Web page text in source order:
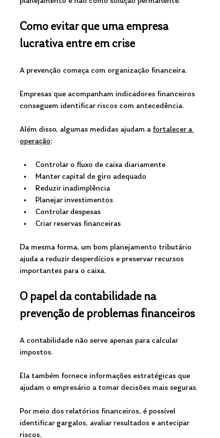
Como evitar que uma empresa
lucrativa entre em crise
A prevenção começa com organização financeira.
Empresas que acompanham indicadores financeiros
conseguem identificar riscos com antecedência.
Além disso, algumas medidas ajudam a fortalecer a
operação:
Controlar o fluxo de caixa diariamente
Manter capital de giro adequado
Reduzir inadimplência
Planejar investimentos
Controlar despesas
Criar reservas financeiras
Da mesma forma, um bom planejamento tributário
ajuda a reduzir desperdícios e preservar recursos
importantes para o caixa.
O papel da contabilidade na
prevenção de problemas financeiros
A contabilidade não serve apenas para calcular
impostos.
Ela também fornece informações estratégicas que
ajudam o empresário a tomar decisões mais seguras.
Por meio dos relatórios financeiros, é possível
identificar gargalos, avaliar resultados e antecipar
riscos.